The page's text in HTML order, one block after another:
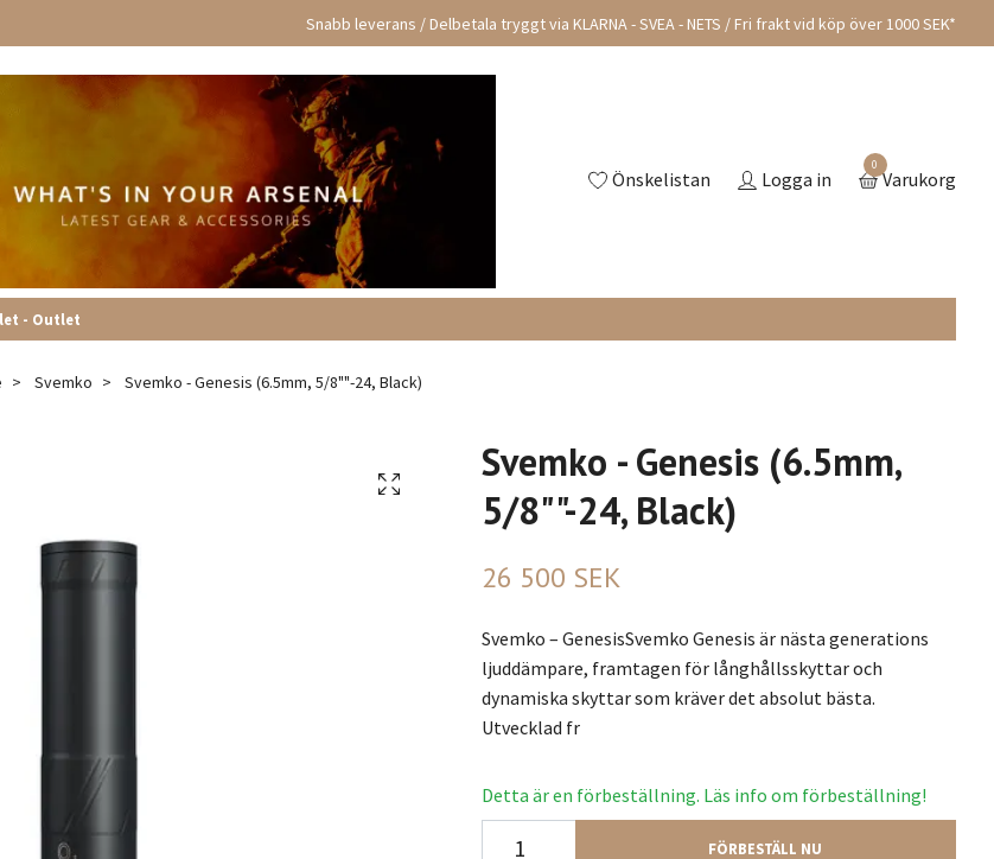
Snabb leverans / Delbetala tryggt via KLARNA - SVEA - NETS / Fri frakt vid köp över 1000 SEK*
Önskelistan Logga in
0
Varukorg
- Outlet
Svemko Svemko - Genesis (6.5mm, 5/8""-24, Black)
Svemko - Genesis (6.5mm,
5/8""-24, Black)
26 500 SEK
Svemko – GenesisSvemko Genesis är nästa generations
ljuddämpare, framtagen för långhållsskyttar och
dynamiska skyttar som kräver det absolut bästa.
Utvecklad fr
Detta är en förbeställning. Läs info om förbeställning!
FÖRBESTÄLL NU